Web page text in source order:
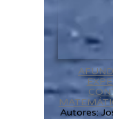
Autores: